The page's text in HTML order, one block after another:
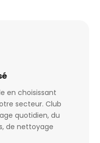
en choisissant
secteur. Club
quotidien, du
de nettoyage